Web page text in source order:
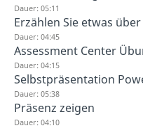
Dauer: 05:11
Erzählen Sie etwas
Dauer: 04:45
Assessment Center
Dauer: 04:15
Selbstpräsentation
Dauer: 05:38
Präsenz zeigen
Dauer: 04:10